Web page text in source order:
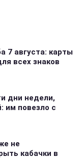
7 августа: карты
всех знаков
дни недели,
им повезло с
не
кабачки в